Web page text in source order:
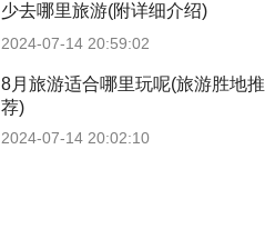
少去哪里旅游(附详细介绍)
2024-07-14 20:59:02
8月旅游适合哪里玩呢(旅游胜地推
荐)
2024-07-14 20:02:10